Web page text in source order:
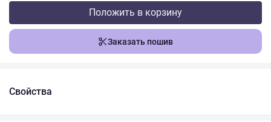
Положить в корзину
Заказать пошив
Свойства